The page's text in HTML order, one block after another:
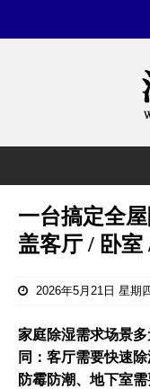
一台搞定全
盖客厅 / 卧
2026年5月21日 星期
家庭除湿需求场景
同：客厅需要快速
防霉防潮、地下室